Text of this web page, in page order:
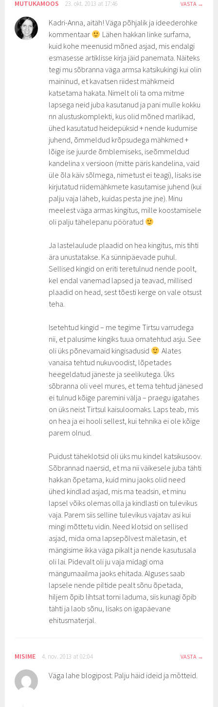
MUTUKAMOOS 23. okt. 2013 at 17:46 VASTA
Kadri-Anna, aitäh! Väga põhjalik ja ideederohke
kommentaar
Lähen hakkan linke surfama,
kuid kohe meenusid mõned asjad, mis endalgi
esmasesse artiklisse kirja jäid panemata. Näiteks
tegi mu sõbranna väga armsa katsikukingi kui olin
maininud, et kavatsen riidest mähkmeid
katsetama hakata. Nimelt oli ta oma mitme
lapsega neid juba kasutanud ja pani mulle kokku
nn alustuskomplekti, kus olid mõned marlikad,
ühed kasutatud heidepüksid + nende kudumise
juhend, õmmeldud krõpsudega mähkmed +
lõige ise juurde õmblemiseks, iseõmmeldud
kandelina x versioon (mitte päris kandelina, vaid
üle õla käiv sõlmega, nimetust ei teagi), lisaks ise
kirjutatud riidemähkmete kasutamise juhend (kui
palju vaja läheb, kuidas pesta jne jne). Minu
meelest väga armas kingitus, mille koostamisele
oli palju tähelepanu pööratud
Ja lastelaulude plaadid on hea kingitus, mis tihti
ära unustatakse. Ka sünnipäevade puhul.
Sellised kingid on eriti teretulnud nende poolt,
kel endal vanemad lapsed ja teavad, millised
plaadid on head, sest tõesti kerge on vale otsust
teha.
Isetehtud kingid – me tegime Tirtsu varrudega
nii, et palusime kingiks tuua omatehtud asju. See
oli üks põnevamaid kingisadusid
Alates
vanaisa tehtud nukuvoodist, lõpetades
heegeldatud jäneste ja seelikutega. Üks
sõbranna oli veel mures, et tema tehtud jänesed
ei tulnud kõige paremini välja – praegu igatahes
on üks neist Tirtsul kaisuloomaks. Laps teab, mis
on hea ja ei hooli sellest, kui tehnika ei ole kõige
parem olnud.
Puidust täheklotsid oli üks mu kindel katsikusoov.
Sõbrannad naersid, et ma nii väikesele juba tähti
hakkan õpetama, kuid minu jaoks olid need
ühed kindlad asjad, mis ma teadsin, et minu
lapsel võiks olemas olla ja kindlasti on tulevikus
vaja. Parem siis selline tulevikus vajatav asi kui
mingi mõttetu vidin. Need klotsid on sellised
asjad, mida oma lapsepõlvest mäletasin, et
mängisime ikka väga pikalt ja nende kasutusala
oli lai. Pidevalt oli ju vaja midagi oma
mängumaailma jaoks ehitada. Alguses saab
lapsele nende piltide pealt sõnu õpetada,
hiljem õpib lihtsat torni laduma, siis kunagi õpib
tähti ja laob sõnu, lisaks on igapäevane
ehitusmaterjal.
MISIME 4. nov. 2013 at 02:04 VASTA
Väga lahe blogipost. Palju häid ideid ja mōtteid.